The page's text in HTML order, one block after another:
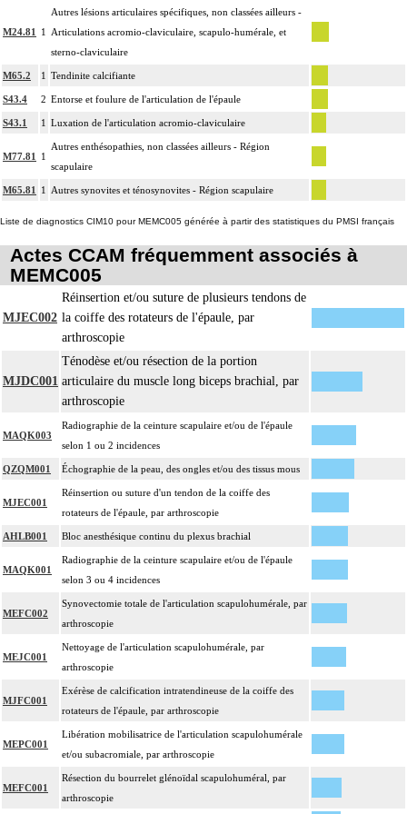
L'ostéotomie inclut l'ostéosynthèse et/ou la contention par appareillage
externe.
L'ostéosynthèse d'une fracture inclut sa réduction simultanée et sa contention
par appareillage externe.
La réduction orthopédique extemporanée d'une luxation inclut la contention
par confection d'un appareillage rigide externe, ou la stabilisation interne
13
Comprend : réduction orthopédique itérative de fracture, avec gypsotomie de
réaxation
13
traitée.
13 Toute arthrotomie inclut l'arthroscopie peropératoire éventuelle.
13
Facturation : lors de l'association d'une réduction de luxation et d'une
réduction de fracture de l'épiphyse adjacente un seul acte peut être facturé
M24.81 1
Autres lésions articulaires spécifiques, non classées ailleurs -
Articulations acromio-claviculaire, scapulo-humérale, et
sterno-claviculaire
M65.2 1 Tendinite calcifiante
S43.4 2 Entorse et foulure de l'articulation de l'épaule
S43.1 1 Luxation de l'articulation acromio-claviculaire
M77.81 1
Autres enthésopathies, non classées ailleurs - Région
scapulaire
M65.81 1 Autres synovites et ténosynovites - Région scapulaire
Liste de diagnostics CIM10 pour MEMC005 générée à partir des statistiques du PMSI français
Actes CCAM fréquemment associés à
MEMC005
MJEC002
Réinsertion et/ou suture de plusieurs tendons de
la coiffe des rotateurs de l'épaule, par
arthroscopie
MJDC001
Ténodèse et/ou résection de la portion
articulaire du muscle long biceps brachial, par
arthroscopie
MAQK003
Radiographie de la ceinture scapulaire et/ou de l'épaule
selon 1 ou 2 incidences
QZQM001 Échographie de la peau, des ongles et/ou des tissus mous
MJEC001
Réinsertion ou suture d'un tendon de la coiffe des
rotateurs de l'épaule, par arthroscopie
AHLB001 Bloc anesthésique continu du plexus brachial
MAQK001
Radiographie de la ceinture scapulaire et/ou de l'épaule
selon 3 ou 4 incidences
MEFC002
Synovectomie totale de l'articulation scapulohumérale, par
arthroscopie
MEJC001
Nettoyage de l'articulation scapulohumérale, par
arthroscopie
MJFC001
Exérèse de calcification intratendineuse de la coiffe des
rotateurs de l'épaule, par arthroscopie
MEPC001
Libération mobilisatrice de l'articulation scapulohumérale
et/ou subacromiale, par arthroscopie
MEFC001
Résection du bourrelet glénoïdal scapulohuméral, par
arthroscopie